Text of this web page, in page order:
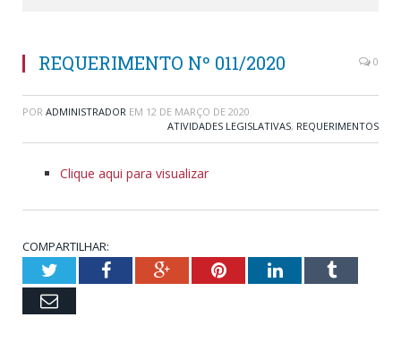
REQUERIMENTO Nº 011/2020 0
POR ADMINISTRADOR EM 12 DE MARÇO DE 2020
ATIVIDADES LEGISLATIVAS, REQUERIMENTOS
Clique aqui para visualizar
COMPARTILHAR:
TwitterFacebookGoogle+PinterestLinkedInTumblr
Email